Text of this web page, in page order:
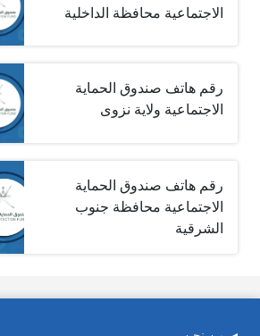
الاجتماعية محافظة الداخلية
رقم هاتف صندوق الحماية
الاجتماعية ولاية نزوى
رقم هاتف صندوق الحماية
الاجتماعية محافظة جنوب
الشرقية